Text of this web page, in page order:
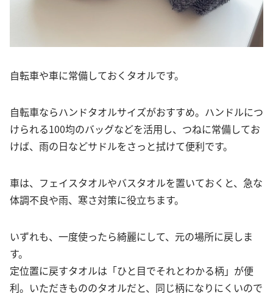
自転車や車に常備しておくタオルです。
自転車ならハンドタオルサイズがおすすめ。ハンドルにつ
けられる100均のバッグなどを活用し、つねに常備してお
けば、雨の日などサドルをさっと拭けて便利です。
車は、フェイスタオルやバスタオルを置いておくと、急な
体調不良や雨、寒さ対策に役立ちます。
いずれも、一度使ったら綺麗にして、元の場所に戻しま
す。
定位置に戻すタオルは「ひと目でそれとわかる柄」が便
利。いただきもののタオルだと、同じ柄になりにくいので